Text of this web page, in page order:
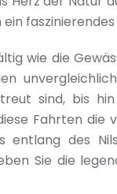
faszinierendes
wie die
sind, bis
Fahrten die
entlang des
Sie die